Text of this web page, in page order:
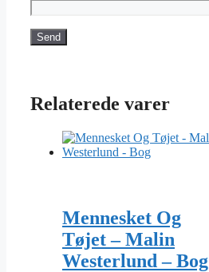
Relaterede varer
Mennesket Og
Tøjet – Malin
Westerlund – Bog